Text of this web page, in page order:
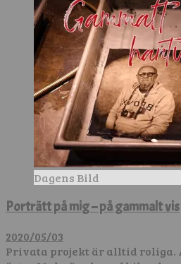
Dagens Bild
Porträtt på mig – på gammalt vis
2020/05/03
Privata projekt är alltid roliga.